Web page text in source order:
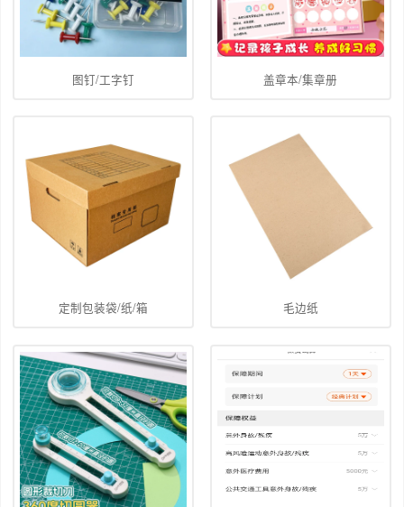
图钉/工字钉 盖章本/集章册
定制包装袋/纸/箱 毛边纸